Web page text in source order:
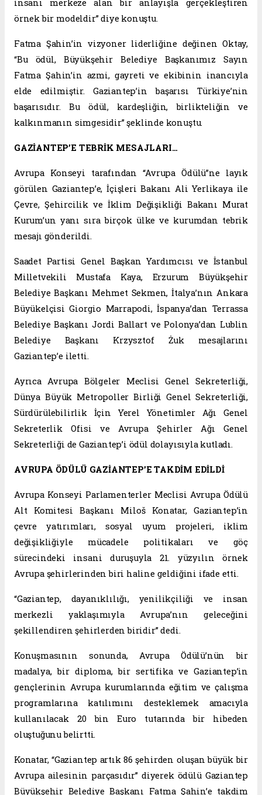
insanı merkeze alan bir anlayışla gerçekleştiren
örnek bir modeldir” diye konuştu.
Fatma Şahin’in vizyoner liderliğine değinen Oktay,
“Bu ödül, Büyükşehir Belediye Başkanımız Sayın
Fatma Şahin’in azmi, gayreti ve ekibinin inancıyla
elde edilmiştir. Gaziantep’in başarısı Türkiye’nin
başarısıdır. Bu ödül, kardeşliğin, birlikteliğin ve
kalkınmanın simgesidir” şeklinde konuştu.
GAZİANTEP’E TEBRİK MESAJLARI…
Avrupa Konseyi tarafından “Avrupa Ödülü”ne layık
görülen Gaziantep’e, İçişleri Bakanı Ali Yerlikaya ile
Çevre, Şehircilik ve İklim Değişikliği Bakanı Murat
Kurum’un yanı sıra birçok ülke ve kurumdan tebrik
mesajı gönderildi.
Saadet Partisi Genel Başkan Yardımcısı ve İstanbul
Milletvekili Mustafa Kaya, Erzurum Büyükşehir
Belediye Başkanı Mehmet Sekmen, İtalya’nın Ankara
Büyükelçisi Giorgio Marrapodi, İspanya’dan Terrassa
Belediye Başkanı Jordi Ballart ve Polonya’dan Lublin
Belediye Başkanı Krzysztof Żuk mesajlarını
Gaziantep’e iletti.
Ayrıca Avrupa Bölgeler Meclisi Genel Sekreterliği,
Dünya Büyük Metropoller Birliği Genel Sekreterliği,
Sürdürülebilirlik İçin Yerel Yönetimler Ağı Genel
Sekreterlik Ofisi ve Avrupa Şehirler Ağı Genel
Sekreterliği de Gaziantep’i ödül dolayısıyla kutladı.
AVRUPA ÖDÜLÜ GAZİANTEP’E TAKDİM EDİLDİ
Avrupa Konseyi Parlamenterler Meclisi Avrupa Ödülü
Alt Komitesi Başkanı Miloš Konatar, Gaziantep’in
çevre yatırımları, sosyal uyum projeleri, iklim
değişikliğiyle mücadele politikaları ve göç
sürecindeki insani duruşuyla 21. yüzyılın örnek
Avrupa şehirlerinden biri haline geldiğini ifade etti.
“Gaziantep, dayanıklılığı, yenilikçiliği ve insan
merkezli yaklaşımıyla Avrupa’nın geleceğini
şekillendiren şehirlerden biridir” dedi.
Konuşmasının sonunda, Avrupa Ödülü’nün bir
madalya, bir diploma, bir sertifika ve Gaziantep’in
gençlerinin Avrupa kurumlarında eğitim ve çalışma
programlarına katılımını desteklemek amacıyla
kullanılacak 20 bin Euro tutarında bir hibeden
oluştuğunu belirtti.
Konatar, “Gaziantep artık 86 şehirden oluşan büyük bir
Avrupa ailesinin parçasıdır” diyerek ödülü Gaziantep
Büyükşehir Belediye Başkanı Fatma Şahin’e takdim